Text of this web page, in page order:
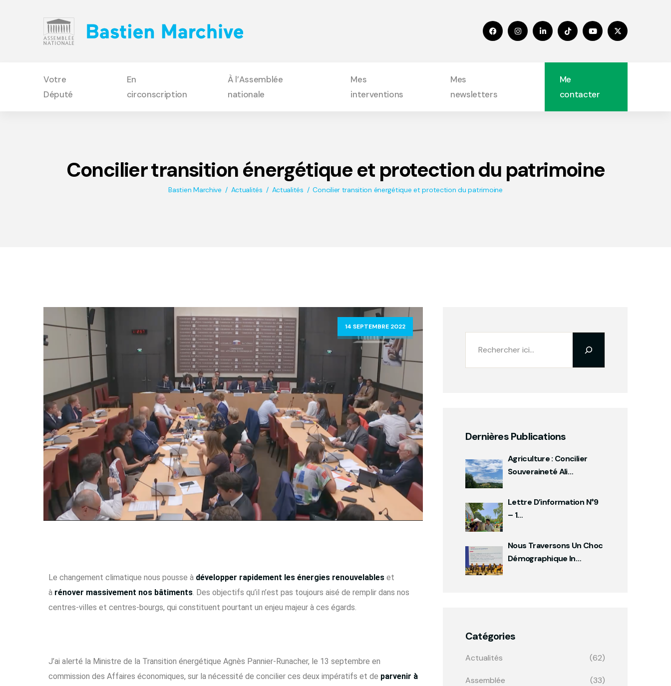
Votre
Député
En
circonscription
À l’Assemblée
nationale
Mes
interventions
Mes
newsletters
Me
contacter
Concilier transition énergétique et protection du patrimoine
Bastien Marchive Actualités Actualités Concilier transition énergétique et protection du patrimoine
14 SEPTEMBRE 2022
Le changement climatique nous pousse à développer rapidement les énergies renouvelables et
à rénover massivement nos bâtiments. Des objectifs qu’il n’est pas toujours aisé de remplir dans nos
centres-villes et centres-bourgs, qui constituent pourtant un enjeu majeur à ces égards.
J’ai alerté la Ministre de la Transition énergétique Agnès Pannier-Runacher, le 13 septembre en
commission des Affaires économiques, sur la nécessité de concilier ces deux impératifs et de parvenir à
Dernières Publications
Agriculture : Concilier
Souveraineté Ali…
Lettre D’information N°9
– 1…
Nous Traversons Un Choc
Démographique In…
Catégories
Actualités (62)
Assemblée (33)